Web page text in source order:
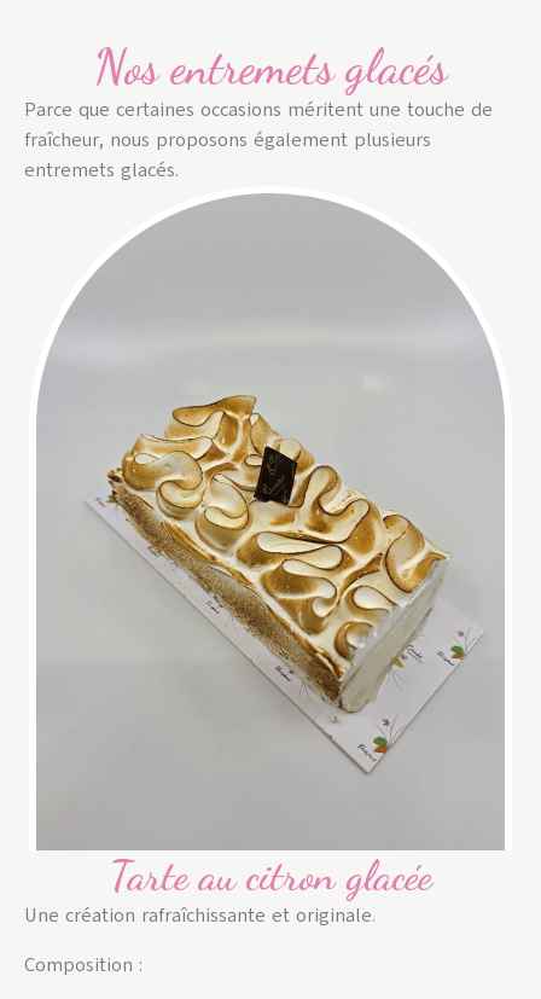
Nos entremets glacés
Parce que certaines occasions méritent une touche de
fraîcheur, nous proposons également plusieurs
entremets glacés.
Tarte au citron glacée
Une création rafraîchissante et originale.
Composition :